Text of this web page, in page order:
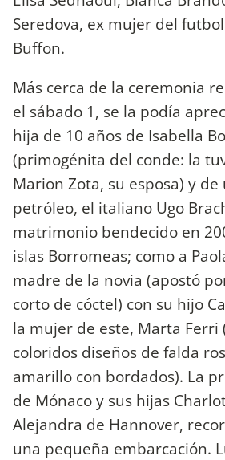
Seredova, ex mujer del
Buffon.
Más cerca de la ceremonia
el sábado 1, se la podía
hija de 10 años de Isabella
(primogénita del conde: la
Marion Zota, su esposa) y
petróleo, el italiano Ugo
matrimonio bendecido en
islas Borromeas; como a
madre de la novia (apostó
corto de cóctel) con su hijo
la mujer de este, Marta Ferri
coloridos diseños de falda
amarillo con bordados). La
de Mónaco y sus hijas
Alejandra de Hannover,
una pequeña embarcación.